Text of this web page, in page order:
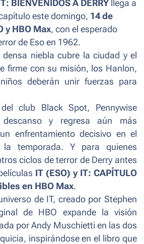
BIENVENIDOS A DERRY llega a
este domingo, 14 de
y HBO Max, con el esperado
de Eso en 1962.
niebla cubre la ciudad y el
firme con su misión, los Hanlon,
deberán unir fuerzas para
club Black Spot, Pennywise
y regresa aún más
enfrentamiento decisivo en el
temporada. Y para quienes
ciclos de terror de Derry antes
IT (ESO) y IT: CAPÍTULO
en HBO Max.
de IT, creado por Stephen
de HBO expande la visión
por Andy Muschietti en las dos
inspirándose en el libro que